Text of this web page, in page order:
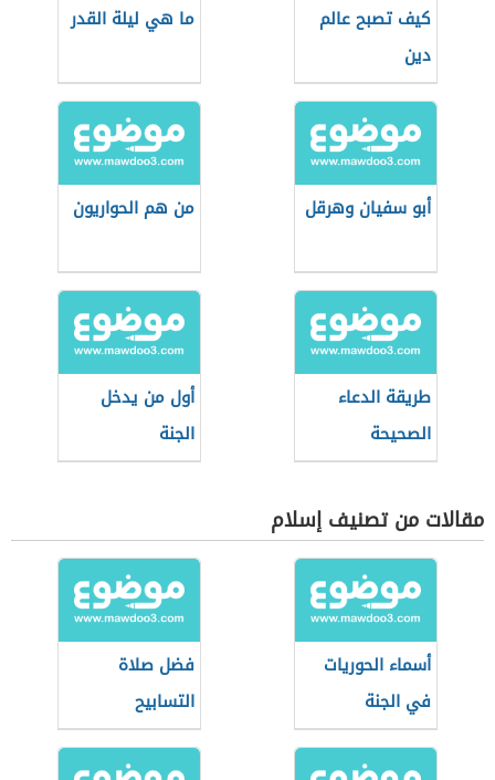
كيف تصبح عالم
دين
ما هي ليلة القدر
أبو سفيان وهرقل من هم الحواريون
طريقة الدعاء
الصحيحة
أول من يدخل
الجنة
مقالات من تصنيف إسلام
أسماء الحوريات
في الجنة
ومعانيها
فضل صلاة
التسابيح